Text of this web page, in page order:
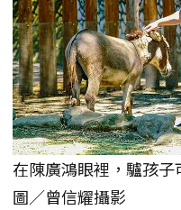
在陳廣鴻眼裡，驢孩子
圖／曾信耀攝影